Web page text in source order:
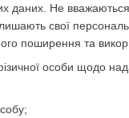
даних. Не
свої
поширення та
особи щодо